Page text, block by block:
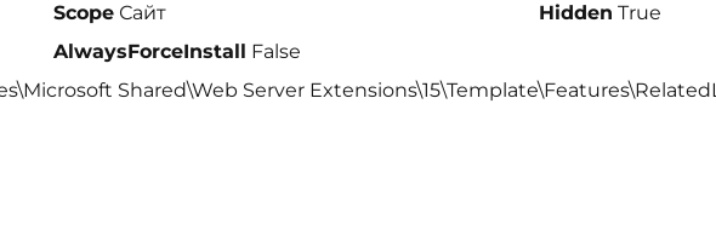
Scope Сайт Hidden True
AlwaysForceInstall False
Shared\Web Server